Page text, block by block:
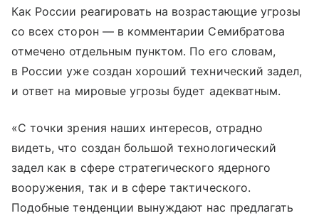
Как России реагировать на возрастающие угрозы
со всех сторон — в комментарии Семибратова
отмечено отдельным пунктом. По его словам,
в России уже создан хороший технический задел,
и ответ на мировые угрозы будет адекватным.
«С точки зрения наших интересов, отрадно
видеть, что создан большой технологический
задел как в сфере стратегического ядерного
вооружения, так и в сфере тактического.
Подобные тенденции вынуждают нас предлагать